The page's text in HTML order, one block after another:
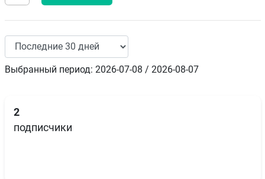
Выбранный период: 2026-07-08 / 2026-08-07
2
подписчики